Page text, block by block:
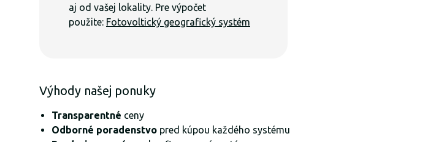
aj od vašej lokality. Pre výpočet
použite: Fotovoltický geografický systém
Výhody našej ponuky
Transparentné ceny
Odborné poradenstvo pred kúpou každého systému